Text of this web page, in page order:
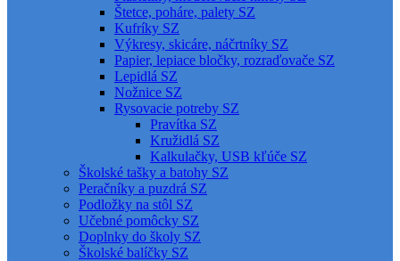
Štetce, poháre, palety SZ
Kufríky SZ
Výkresy, skicáre, náčrtníky SZ
Papier, lepiace bločky, rozraďovače SZ
Lepidlá SZ
Nožnice SZ
Rysovacie potreby SZ
Pravítka SZ
Kružidlá SZ
Kalkulačky, USB kľúče SZ
Školské tašky a batohy SZ
Peračníky a puzdrá SZ
Podložky na stôl SZ
Učebné pomôcky SZ
Doplnky do školy SZ
Školské balíčky SZ